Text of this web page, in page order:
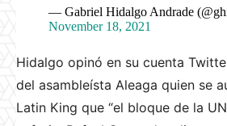
— Gabriel Hidalgo Andrade
November 18, 2021
Hidalgo opinó en su cuenta
del asambleísta Aleaga quien se
Latin King que “el bloque de la